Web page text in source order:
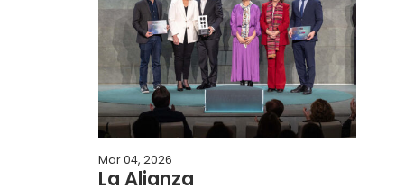
Mar 04, 2026
La Alianza